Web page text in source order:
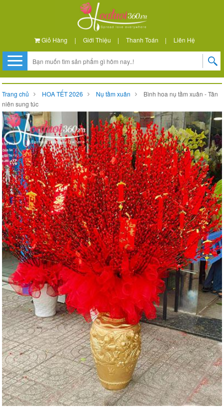
Giỏ Hàng | Giới Thiệu | Thanh Toán | Liên Hệ
Trang chủ HOA TẾT 2026 Nụ tầm xuân
Bình hoa nụ tầm xuân - Tân
niên sung túc